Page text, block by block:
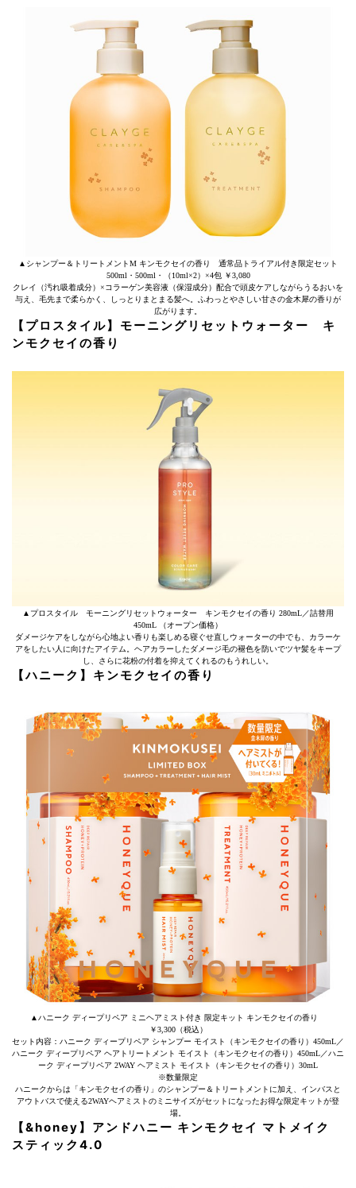
▲シャンプー＆トリートメントM キンモクセイの香り 通常品トライアル付き限定セット
500ml・500ml・（10ml×2）×4包 ￥3,080
クレイ（汚れ吸着成分）×コラーゲン美容液（保湿成分）配合で頭皮ケアしながらうるおいを
与え、毛先まで柔らかく、しっとりまとまる髪へ。ふわっとやさしい甘さの金木犀の香りが
広がります。
【プロスタイル】モーニングリセットウォーター キ
ンモクセイの香り
▲プロスタイル モーニングリセットウォーター キンモクセイの香り 280mL／詰替用
450mL （オープン価格）
ダメージケアをしながら心地よい香りも楽しめる寝ぐせ直しウォーターの中でも、カラーケ
アをしたい人に向けたアイテム。ヘアカラーしたダメージ毛の褪色を防いでツヤ髪をキープ
し、さらに花粉の付着を抑えてくれるのもうれしい。
【ハニーク】キンモクセイの香り
▲ハニーク ディープリペア ミニヘアミスト付き 限定キット キンモクセイの香り
￥3,300（税込）
セット内容：ハニーク ディープリペア シャンプー モイスト（キンモクセイの香り）450mL／
ハニーク ディープリペア ヘアトリートメント モイスト（キンモクセイの香り）450mL／ハニ
ーク ディープリペア 2WAY ヘアミスト モイスト（キンモクセイの香り）30mL
※数量限定
ハニークからは「キンモクセイの香り」のシャンプー＆トリートメントに加え、インバスと
アウトバスで使える2WAYヘアミストのミニサイズがセットになったお得な限定キットが登
場。
【&honey】アンドハニー キンモクセイ マトメイク
スティック4.0